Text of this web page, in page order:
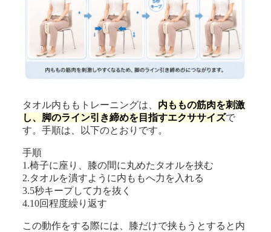
タオル内ももトレーニングは、 内ももの筋肉を刺激
し、脚のライン引き締めを目指すエクササイズで
す。手順は、以下のとおりです。
手順
1.椅子に座り、膝の間に丸めたタオルを挟む
2.タオルを潰すように内ももへ力を入れる
3.5秒キープして力を抜く
4.10回程度繰り返す
この動作をする際には、膝だけで挟もうとすると内